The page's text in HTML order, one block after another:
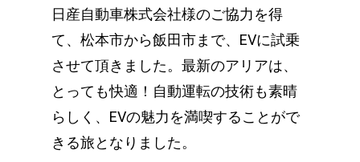
日産自動車株式会社様のご協力を得
て、松本市から飯田市まで、EVに試乗
させて頂きました。最新のアリアは、
とっても快適！自動運転の技術も素晴
らしく、EVの魅力を満喫することがで
きる旅となりました。